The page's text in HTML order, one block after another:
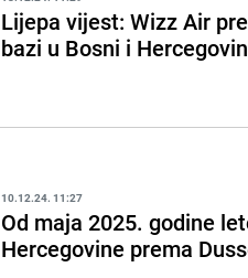
Lijepa vijest: Wizz Air
bazi u Bosni i
10.12.24. 11:27
Od maja 2025. godine
Hercegovine prema